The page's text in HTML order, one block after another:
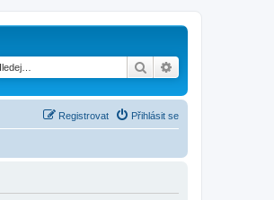
Hledat
Přihlásit se
Registrovat